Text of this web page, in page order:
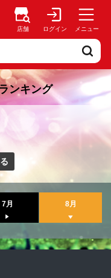
店舗 ログイン メニュー
ンキング
7月 8月